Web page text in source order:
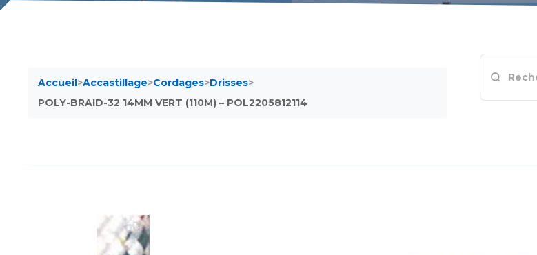
Accueil>Accastillage>Cordages>Drisses>
POLY-BRAID-32 14MM VERT (110M) – POL2205812114